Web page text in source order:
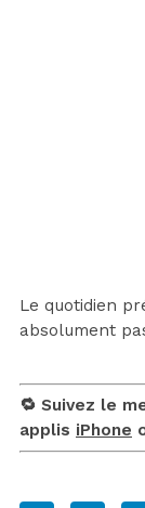
Le quotidien
absolument
🔁 Suivez le
applis iPhone